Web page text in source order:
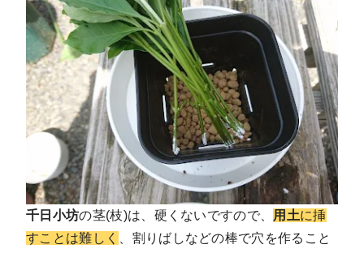
千日小坊の茎(枝)は、硬くないですので、 用土に挿
すことは難しく
、割りばしなどの棒で穴を作ること